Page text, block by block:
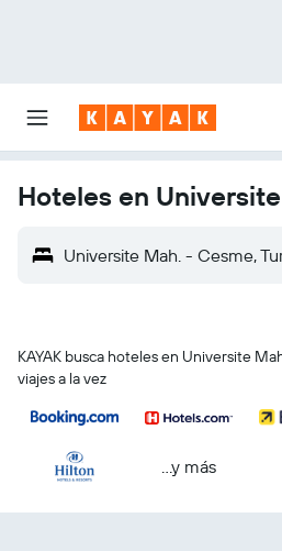
Hoteles en
Universite Mah. - Cesme,
KAYAK busca hoteles en Universite
viajes a la vez
...y más